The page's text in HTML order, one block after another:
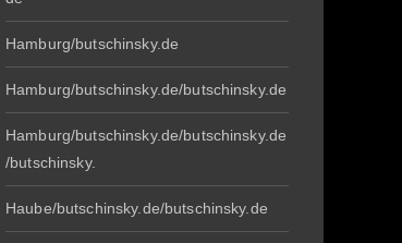
Hamburg/butschinsky.de
Hamburg/butschinsky.de/butschinsky.de
Hamburg/butschinsky.de/butschinsky.de
/butschinsky.
Haube/butschinsky.de/butschinsky.de